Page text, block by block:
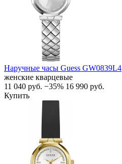
Наручные часы Guess GW0839L4
женские кварцевые
11 040 руб. −35% 16 990 руб.
Купить